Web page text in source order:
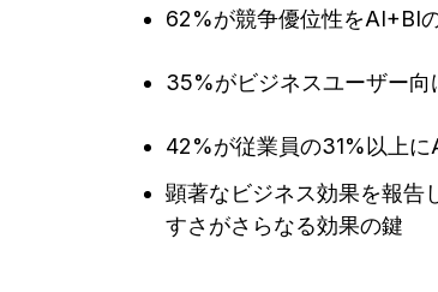
62%が競争優位性をAI+BI
35%がビジネスユーザー
42%が従業員の31%以上
顕著なビジネス効果を報
すさがさらなる効果の鍵